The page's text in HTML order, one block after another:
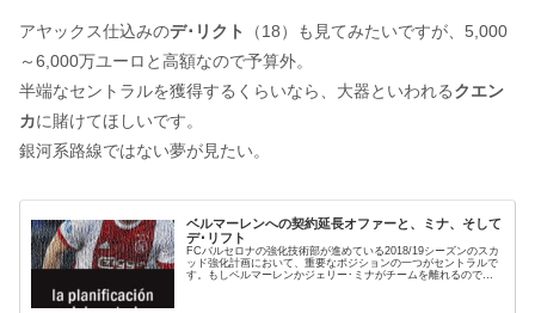
アヤックス仕込みのデ･リクト
（18）も見てみたいですが、5,000
～6,000万ユーロと高額なので予算外。
半端なセントラルを獲得するくらいなら、大器といわれるクエン
カに賭けてほしいです。
銀河系路線ではない夢が見たい。
ベルマーレンへの契約延長オファーと、ミナ、そして
デ･リフト
FCバルセロナの強化技術部が進めている2018/19シーズンのスカ
ッド強化計画において、重要なポジションの一つがセントラルで
す。もしベルマーレンかジェリー･ミナがチームを離れるのであ